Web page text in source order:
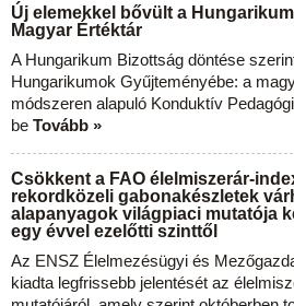
Új elemekkel bővült a
Magyar Értéktár
A Hungarikum Bizottság döntése
Hungarikumok Gyűjteményébe: a
módszeren alapuló Konduktív
be Tovább »
Csökkent a FAO élelmiszerár-
rekordközeli gabonakészletek
alapanyagok világpiaci mutatója
egy évvel ezelőtti szinttől
Az ENSZ Élelmezésügyi és
kiadta legfrissebb jelentését az